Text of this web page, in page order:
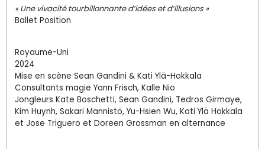
« Une vivacité tourbillonnante d’idées et d’illusions »
Ballet Position
Royaume-Uni
2024
Mise en scène Sean Gandini & Kati Ylä-Hokkala
Consultants magie Yann Frisch, Kalle Nio
Jongleurs Kate Boschetti, Sean Gandini, Tedros Girmaye,
Kim Huynh, Sakari Männistö, Yu-Hsien Wu, Kati Ylä Hokkala
et Jose Triguero et Doreen Grossman en alternance